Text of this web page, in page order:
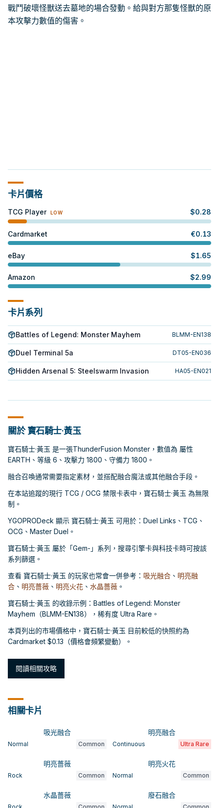
戰鬥破壞怪獸送去墓地的場合發動。給與對方那隻怪獸的原
本攻擊力數值的傷害。
卡片價格
TCG Player LOW $0.28
Cardmarket €0.13
eBay $1.65
Amazon $2.99
卡片系列
Battles of Legend: Monster Mayhem BLMM-EN138
Duel Terminal 5a DT05-EN036
Hidden Arsenal 5: Steelswarm Invasion HA05-EN021
關於 寶石騎士·黃玉
寶石騎士·黃玉 是一張ThunderFusion Monster，數值為 屬性
EARTH、等級 6、攻擊力 1800、守備力 1800。
融合召喚通常需要指定素材，並搭配融合魔法或其他融合手段。
在本站追蹤的現行 TCG / OCG 禁限卡表中，寶石騎士·黃玉 為無限
制。
YGOPRODeck 顯示 寶石騎士·黃玉 可用於：Duel Links、TCG、
OCG、Master Duel。
寶石騎士·黃玉 屬於「Gem-」系列，搜尋引擎卡與科技卡時可按該
系列篩選。
查看 寶石騎士·黃玉 的玩家也常會一併參考： 吸光融合 、 明亮融
合 、 明亮薔薇 、 明亮火花 、 水晶薔薇 。
寶石騎士·黃玉 的收錄示例：Battles of Legend: Monster
Mayhem（BLMM-EN138），稀有度 Ultra Rare。
本頁列出的市場價格中，寶石騎士·黃玉 目前較低的快照約為
Cardmarket $0.13（價格會頻繁變動）。
閱讀相關攻略
相關卡片
吸光融合
Normal Common
明亮融合
Continuous Ultra Rare
明亮薔薇
Rock Common
明亮火花
Normal Common
水晶薔薇 廢石融合